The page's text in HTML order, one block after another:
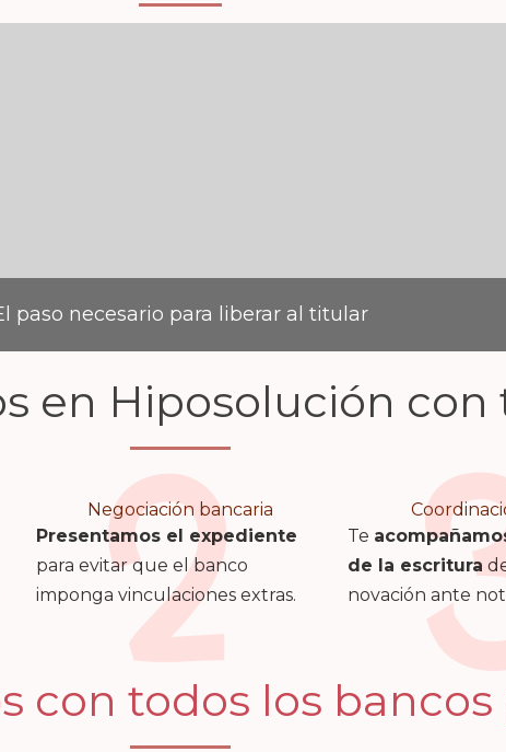
paso necesario para liberar al titular
en Hiposolución
Negociación bancaria
2
Presentamos el expediente
para evitar que el banco
imponga vinculaciones extras.
Te
de la escritura
novación ante
con todos los bancos